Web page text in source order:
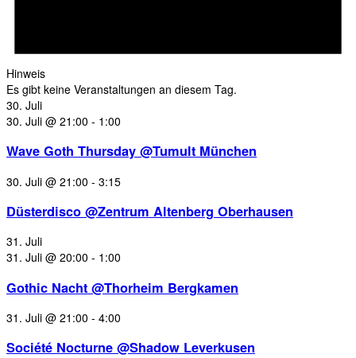
Hinweis
Es gibt keine Veranstaltungen an diesem Tag.
30. Juli
30. Juli @ 21:00 - 1:00
Wave Goth Thursday @Tumult München
30. Juli @ 21:00 - 3:15
Düsterdisco @Zentrum Altenberg Oberhausen
31. Juli
31. Juli @ 20:00 - 1:00
Gothic Nacht @Thorheim Bergkamen
31. Juli @ 21:00 - 4:00
Société Nocturne @Shadow Leverkusen